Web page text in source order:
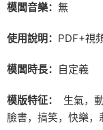
模闆音樂： 無
使用說明： PDF+視
模闆時長： 自定義
模版特征：
生氣，
臉書，搞笑，快樂，